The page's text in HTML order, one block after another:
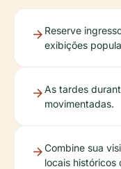
Reserve
exibições
As tardes
movimentadas.
Combine sua
locais históricos